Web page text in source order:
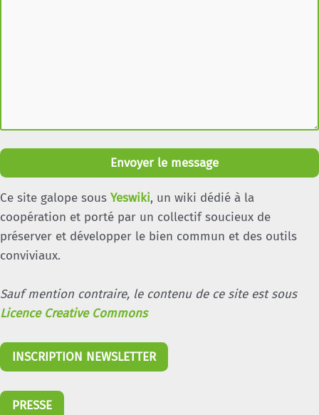
Envoyer le message
Ce site galope sous Yeswiki, un wiki dédié à la
coopération et porté par un collectif soucieux de
préserver et développer le bien commun et des outils
conviviaux.
Sauf mention contraire, le contenu de ce site est sous
Licence Creative Commons
INSCRIPTION NEWSLETTER
PRESSE